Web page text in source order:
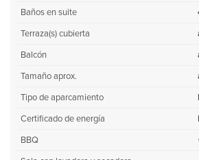
Baños en suite
Terraza(s) cubierta
Balcón
Tamaño aprox.
Tipo de aparcamiento
Certificado de energía
BBQ